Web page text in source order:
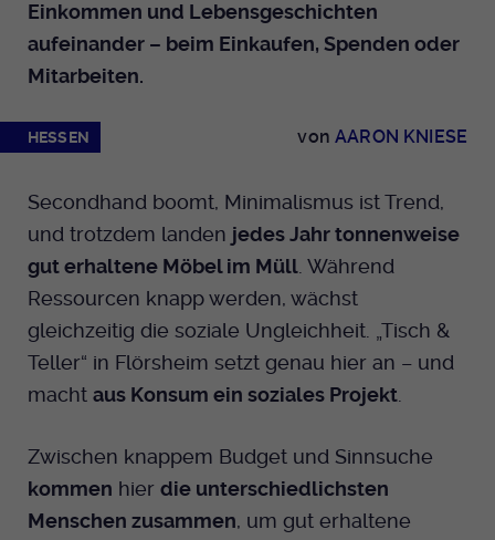
Einkommen und Lebensgeschichten
aufeinander – beim Einkaufen, Spenden oder
Mitarbeiten.
HESSEN vonAARON KNIESE
Secondhand boomt, Minimalismus ist Trend,
und trotzdem landen jedes Jahr tonnenweise
gut erhaltene Möbel im Müll . Während
Ressourcen knapp werden, wächst
gleichzeitig die soziale Ungleichheit. „Tisch &
Teller“ in Flörsheim setzt genau hier an – und
macht aus Konsum ein soziales Projekt
Zwischen knappem Budget und Sinnsuche
kommen hier die unterschiedlichsten
Menschen zusammen, um gut erhaltene
Zweck
Dieser Cookie wird genutzt um
festzustellen ob ein Benutzer im TYPO3
Anbieter EKHN
Laufzeit Ende der Sitzung
Dieser Cookie wird genutzt um
festzustellen ob ein Benutzer im TYPO3
Frontend eingelogged ist und die Seite
bearbeiten darf.
Name PHPSESSID
Anbieter
Name _pk_id.424
Laufzeit
Zweck Einzigartige Besucher ID.
Name _pk_ses.424
Anbieter Medienhaus der EKHN GmbH
Laufzeit 30 Minuten
Name mtm_cookie_consent
Cookie-Informationen anzeigen
Reichweiten Analyse
Anbieter Facebook Ireland Limited
Laufzeit
Zweck Anzeigen / Ads
Youtube
Facebook
Instagram
Twitter